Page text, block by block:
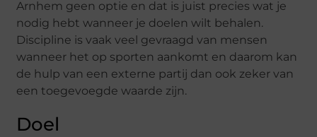
Arnhem geen optie en dat is juist precies wat je
nodig hebt wanneer je doelen wilt behalen.
Discipline is vaak veel gevraagd van mensen
wanneer het op sporten aankomt en daarom kan
de hulp van een externe partij dan ook zeker van
een toegevoegde waarde zijn.
Doel